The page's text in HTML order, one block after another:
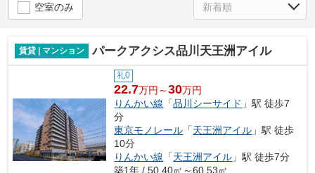
空室のみ
賃貸 | マンション パークアクシス品川天王洲アイル
礼0
22.7万円～30万円
りんかい線 「品川シーサイド 」駅 徒歩7
分
東京モノレール 「天王洲アイル 」駅 徒歩
10分
りんかい線 「天王洲アイル 」駅 徒歩7分
築1年 / 50.40㎡～60.53㎡